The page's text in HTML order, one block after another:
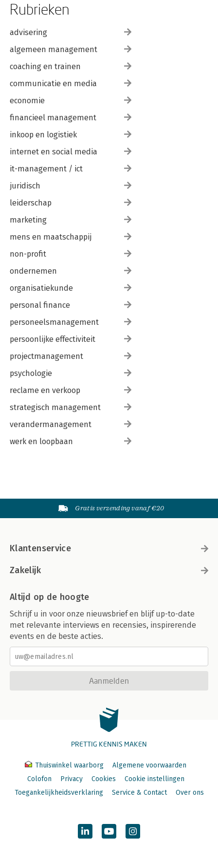
Rubrieken
advisering
algemeen management
coaching en trainen
communicatie en media
economie
financieel management
inkoop en logistiek
internet en social media
it-management / ict
juridisch
leiderschap
marketing
mens en maatschappij
non-profit
ondernemen
organisatiekunde
personal finance
personeelsmanagement
persoonlijke effectiviteit
projectmanagement
psychologie
reclame en verkoop
strategisch management
verandermanagement
werk en loopbaan
Gratis verzending vanaf €20
Klantenservice
Zakelijk
Altijd op de hoogte
Schrijf u in voor onze nieuwsbrief en blijf up-to-date
met relevante interviews en recensies, inspirerende
events en de beste acties.
Aanmelden
PRETTIG KENNIS MAKEN
Thuiswinkel waarborg
Algemene voorwaarden
Colofon
Privacy Cookies
Cookie instellingen
Toegankelijkheidsverklaring
Service & Contact Over ons